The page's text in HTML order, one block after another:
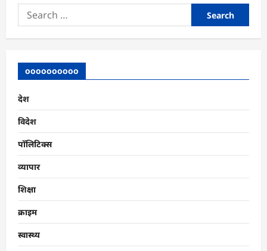
Search
for:
oooooooooo
देश
विदेश
पॉलिटिक्स
व्यापार
शिक्षा
क्राइम
स्वास्थ्य